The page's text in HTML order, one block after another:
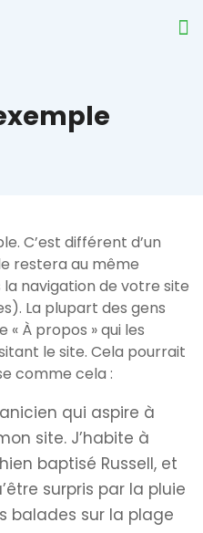
C’est différent d’un
restera au même
navigation de votre site
La plupart des gens
À propos » qui les
le site. Cela pourrait
comme cela :
qui aspire à
site. J’habite à
baptisé Russell, et
surpris par la pluie
balades sur la plage